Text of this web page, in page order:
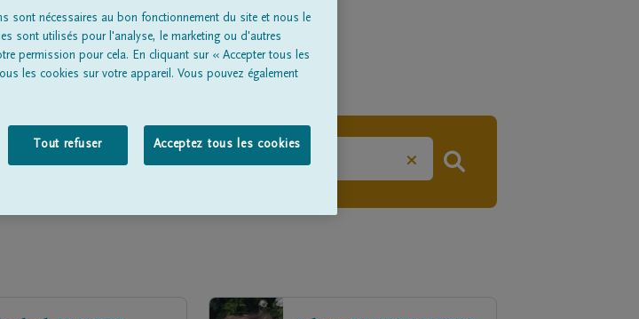
×
sont nécessaires au bon fonctionnement du site et nous le
sont utilisés pour l'analyse, le marketing ou d'autres
permission pour cela. En cliquant sur « Accepter tous les
les cookies sur votre appareil. Vous pouvez également
Tout refuser Acceptez tous les cookies